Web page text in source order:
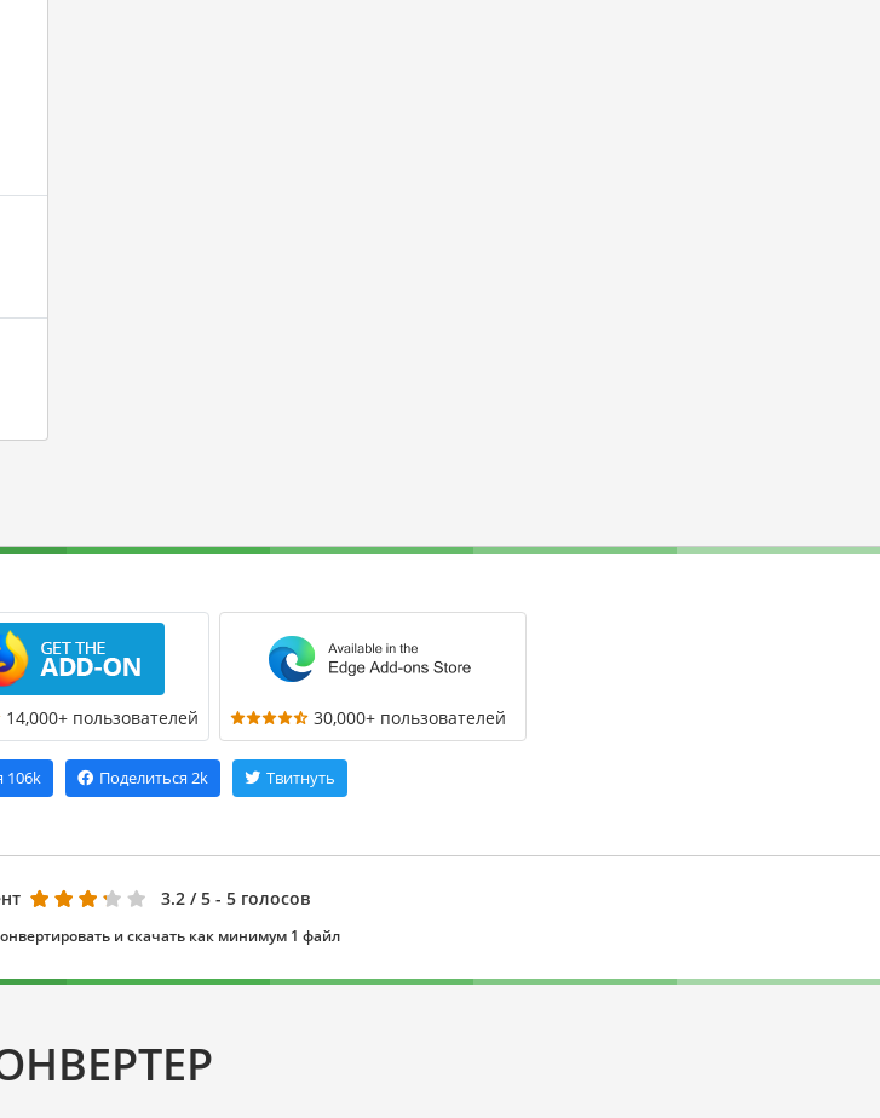
14,000+ пользователей 30,000+ пользователей
106k Поделиться 2k Твитнуть
3.2 / 5 - 5 голосов
и скачать как минимум 1 файл